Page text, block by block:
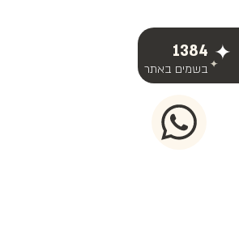
1384
בשמים באתר